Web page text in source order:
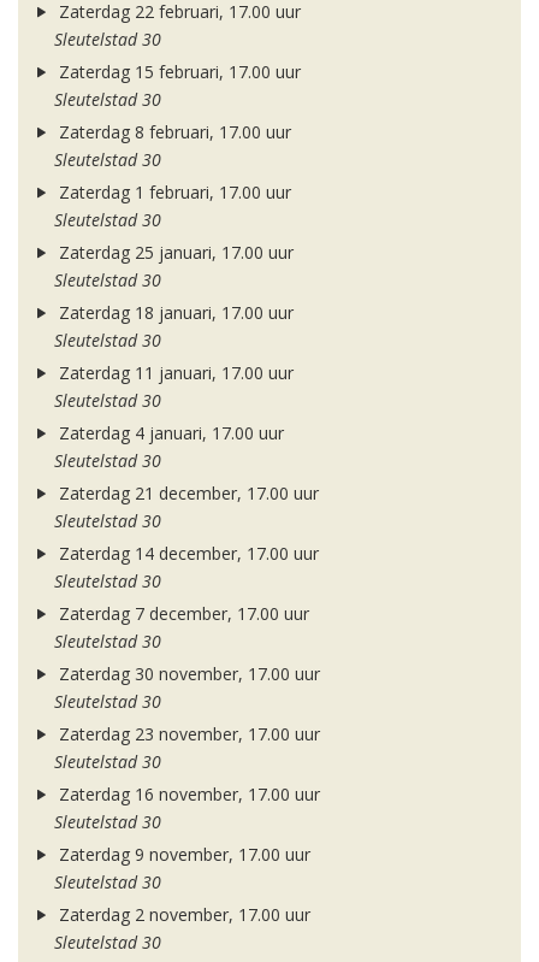
Zaterdag 22 februari, 17.00 uur
Sleutelstad 30
Zaterdag 15 februari, 17.00 uur
Sleutelstad 30
Zaterdag 8 februari, 17.00 uur
Sleutelstad 30
Zaterdag 1 februari, 17.00 uur
Sleutelstad 30
Zaterdag 25 januari, 17.00 uur
Sleutelstad 30
Zaterdag 18 januari, 17.00 uur
Sleutelstad 30
Zaterdag 11 januari, 17.00 uur
Sleutelstad 30
Zaterdag 4 januari, 17.00 uur
Sleutelstad 30
Zaterdag 21 december, 17.00 uur
Sleutelstad 30
Zaterdag 14 december, 17.00 uur
Sleutelstad 30
Zaterdag 7 december, 17.00 uur
Sleutelstad 30
Zaterdag 30 november, 17.00 uur
Sleutelstad 30
Zaterdag 23 november, 17.00 uur
Sleutelstad 30
Zaterdag 16 november, 17.00 uur
Sleutelstad 30
Zaterdag 9 november, 17.00 uur
Sleutelstad 30
Zaterdag 2 november, 17.00 uur
Sleutelstad 30